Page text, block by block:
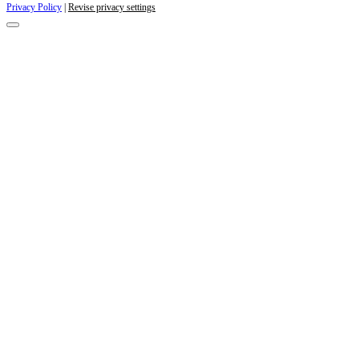
Privacy Policy Revise privacy settings